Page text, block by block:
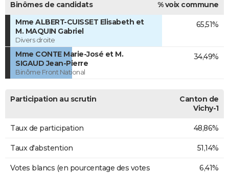
Binômes de candidats
% voix commune
Mme ALBERT-CUISSET Elisabeth et
M. MAQUIN Gabriel
Divers droite
65,51%
Mme CONTE Marie-José et M.
SIGAUD Jean-Pierre
Binôme Front National
34,49%
Participation au scrutin
Canton de
Vichy-1
Taux de participation 48,86%
Taux d'abstention 51,14%
Votes blancs (en pourcentage des votes
6,41%